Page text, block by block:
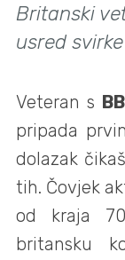
Britanski
usred
Veteran s
pripada
dolazak
tih. Čovjek
od kraja
britansku